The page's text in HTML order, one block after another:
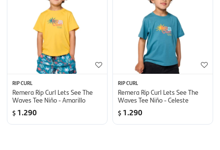
RIP CURL
Remera Rip Curl Lets See The
Waves Tee Niño - Amarillo
$ 1.290
RIP CURL
Remera Rip Curl Lets See The
Waves Tee Niño - Celeste
$ 1.290